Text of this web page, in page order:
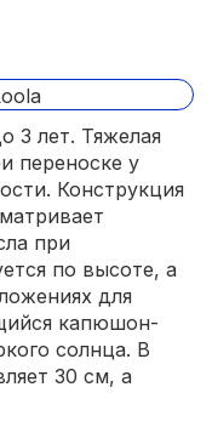
3 лет. Тяжелая
переноске у
Конструкция
при
по высоте, а
для
капюшон-
солнца. В
30 см, а